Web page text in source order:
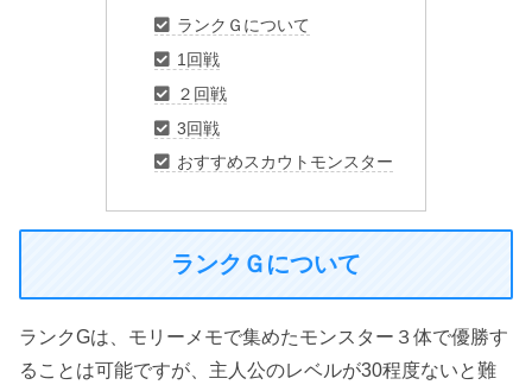
ランクＧについて
1回戦
２回戦
3回戦
おすすめスカウトモンスター
ランクＧについて
ランクGは、モリーメモで集めたモンスター３体で優勝す
ることは可能ですが、主人公のレベルが30程度ないと難